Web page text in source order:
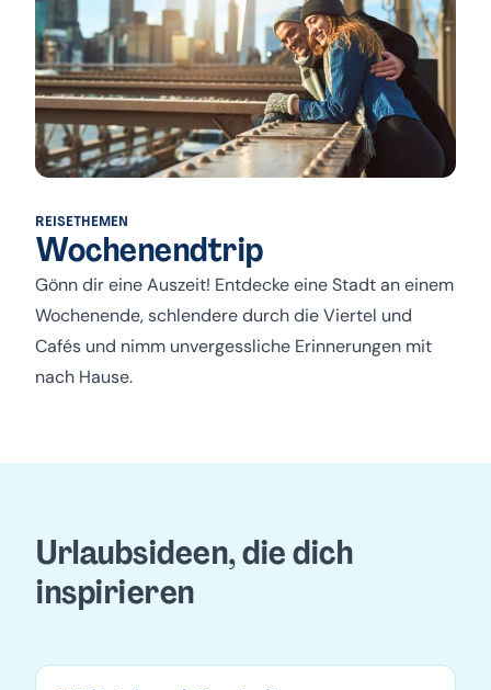
REISETHEMEN
Wochenendtrip
Gönn dir eine Auszeit! Entdecke eine Stadt an einem
Wochenende, schlendere durch die Viertel und
Cafés und nimm unvergessliche Erinnerungen mit
nach Hause.
Urlaubsideen, die dich
inspirieren